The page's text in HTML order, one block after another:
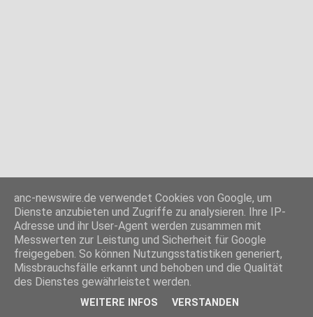
anc-newswire.de verwendet Cookies von Google, um
Dienste anzubieten und Zugriffe zu analysieren. Ihre IP-
Adresse und ihr User-Agent werden zusammen mit
Messwerten zur Leistung und Sicherheit für Google
freigegeben. So können Nutzungsstatistiken generiert,
Missbrauchsfälle erkannt und behoben und die Qualität
des Dienstes gewährleistet werden.
WEITERE INFOS VERSTANDEN